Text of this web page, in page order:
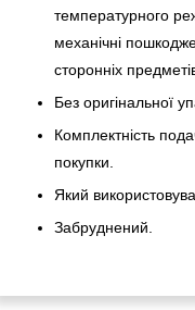
температурного
механічні
сторонніх
Без оригінальної
Комплектність
покупки.
Який
Забруднений.